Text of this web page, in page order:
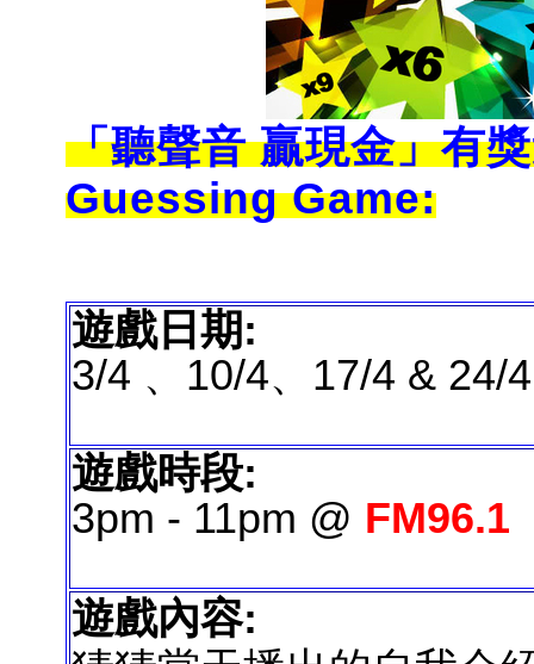
「聽聲音 贏現金」有
Guessing Game:
遊戲日期:
3/4 、10/4、17/4 & 24/4
遊戲時段:
3pm - 11pm @ FM96.1
遊戲內容: